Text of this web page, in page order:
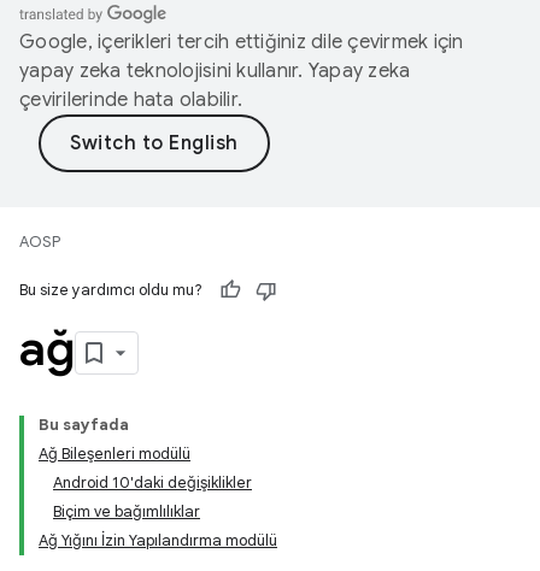
Google, içerikleri tercih ettiğiniz dile çevirmek için
yapay zeka teknolojisini kullanır. Yapay zeka
çevirilerinde hata olabilir.
AOSP
Bu size yardımcı oldu mu?
ağ
Bu sayfada
Ağ Bileşenleri modülü
Android 10'daki değişiklikler
Biçim ve bağımlılıklar
Ağ Yığını İzin Yapılandırma modülü